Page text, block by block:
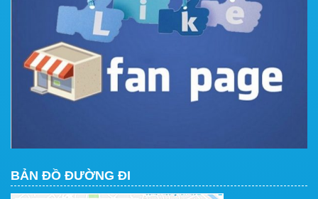
BẢN ĐỒ ĐƯỜNG ĐI